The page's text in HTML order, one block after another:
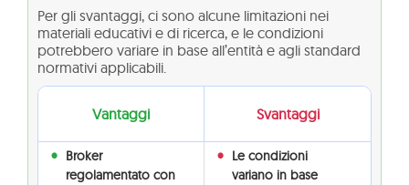
Per gli svantaggi, ci sono alcune limitazioni nei
materiali educativi e di ricerca, e le condizioni
potrebbero variare in base all’entità e agli standard
normativi applicabili.
Vantaggi Svantaggi
Broker
regolamentato con
Le condizioni
variano in base